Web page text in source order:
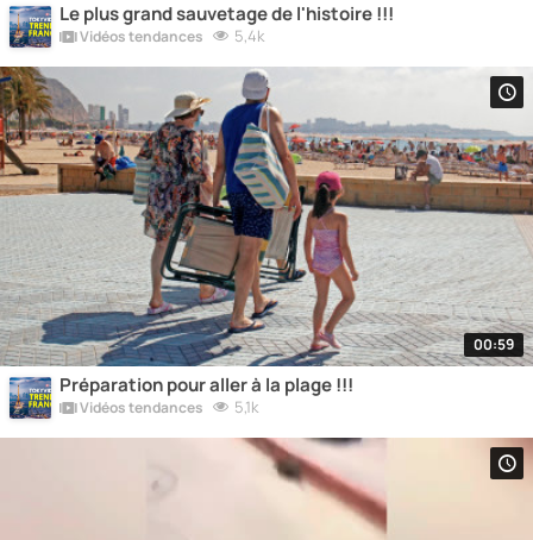
Le plus grand sauvetage de l'histoire !!!
Vidéos tendances 5,4k
00:59
Préparation pour aller à la plage !!!
Vidéos tendances 5,1k